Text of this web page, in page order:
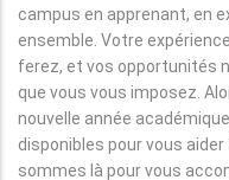
campus en apprenant, en
ensemble. Votre
ferez, et vos opportunités
que vous vous imposez.
nouvelle année
disponibles pour vous
sommes là pour vous